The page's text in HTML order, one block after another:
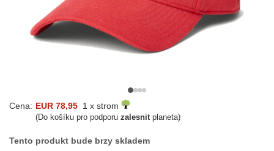
Cena: EUR 78,95 1 x strom
(Do košíku pro podporu zalesnitplaneta)
Tento produkt bude brzy skladem